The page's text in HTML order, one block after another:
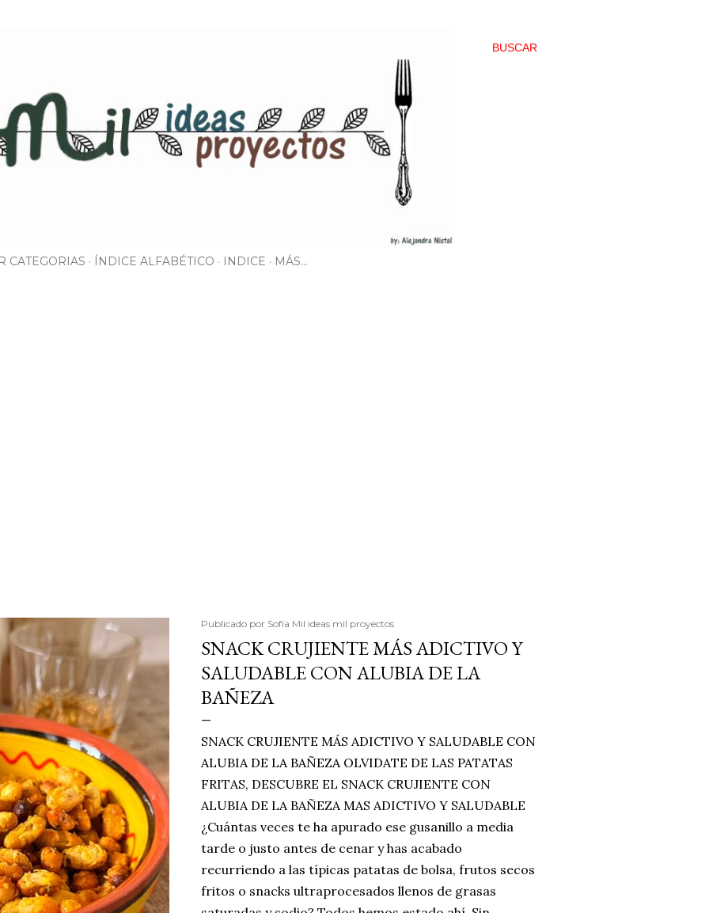
BUSCAR
CATEGORIAS ÍNDICE ALFABÉTICO INDICE MÁS…
Publicado por Sofía Mil ideas mil proyectos
SNACK CRUJIENTE MÁS ADICTIVO Y
SALUDABLE CON ALUBIA DE LA
BAÑEZA
SNACK CRUJIENTE MÁS ADICTIVO Y SALUDABLE CON
ALUBIA DE LA BAÑEZA OLVIDATE DE LAS PATATAS
FRITAS, DESCUBRE EL SNACK CRUJIENTE CON
ALUBIA DE LA BAÑEZA MAS ADICTIVO Y SALUDABLE
¿Cuántas veces te ha apurado ese gusanillo a media
tarde o justo antes de cenar y has acabado
recurriendo a las típicas patatas de bolsa, frutos secos
fritos o snacks ultraprocesados llenos de grasas